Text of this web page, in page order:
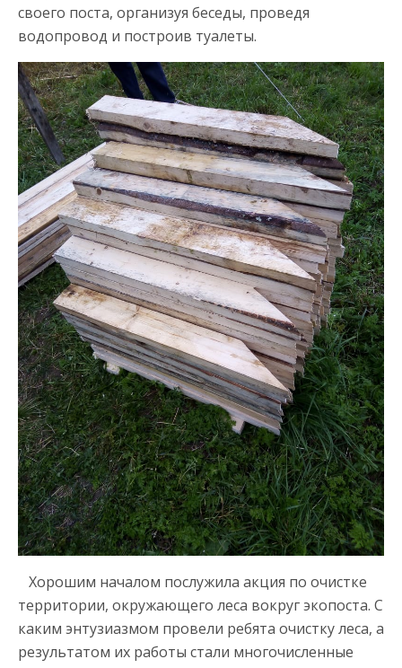
своего поста, организуя беседы, проведя
водопровод и построив туалеты.
Хорошим началом послужила акция по очистке
территории, окружающего леса вокруг экопоста. С
каким энтузиазмом провели ребята очистку леса, а
результатом их работы стали многочисленные